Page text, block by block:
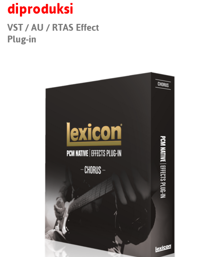
Bahasa/Wilayah
diproduksi
VST / AU / RTAS Effect
Plug-in